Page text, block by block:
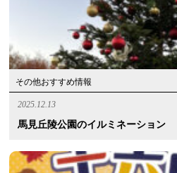
その他おすすめ情報
2025.12.13
馬見丘陵公園のイルミネーション